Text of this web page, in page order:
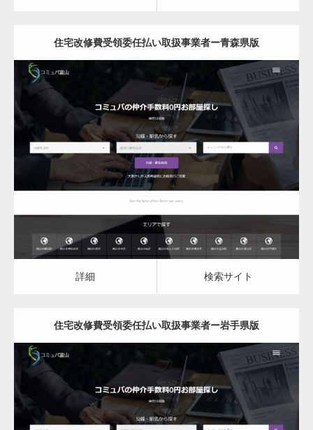
住宅改修費受領委任払い取扱事業者ー青森県版
更新日： 2023.03.10
住宅改修費受領委任払い取扱事業者
詳細 検索サイト
詳細 検索サイト
住宅改修費受領委任払い取扱事業者ー岩手県版
更新日： 2023.03.10